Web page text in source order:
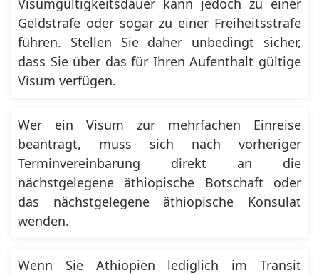
Visumgültigkeitsdauer kann jedoch zu einer
Geldstrafe oder sogar zu einer Freiheitsstrafe
führen. Stellen Sie daher unbedingt sicher,
dass Sie über das für Ihren Aufenthalt gültige
Visum verfügen.
Wer ein Visum zur mehrfachen Einreise
beantragt, muss sich nach vorheriger
Terminvereinbarung direkt an die
nächstgelegene äthiopische Botschaft oder
das nächstgelegene äthiopische Konsulat
wenden.
Wenn Sie Äthiopien lediglich im Transit